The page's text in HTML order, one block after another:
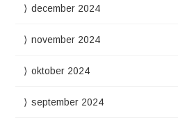
december 2024
november 2024
oktober 2024
september 2024